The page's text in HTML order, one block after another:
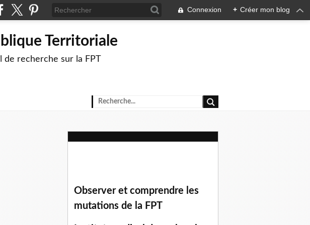
Connexion + Créer mon blog
Territoriale
recherche sur la FPT
Observer et comprendre les
mutations de la FPT